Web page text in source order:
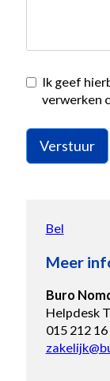
Ik geef
verwerken
Verstuur
Bel
Meer
Buro
Helpdesk
015 212 16